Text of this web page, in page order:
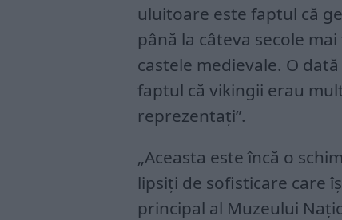
uluitoare este faptul că
până la câteva secole
castele medievale. O
faptul că vikingii erau
reprezentați”.
„Aceasta este încă o
lipsiți de sofisticare care
principal al Muzeului